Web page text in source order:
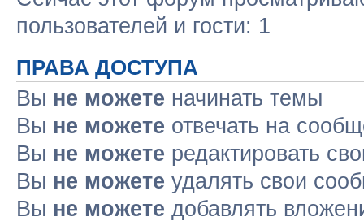
пользователей и гости: 1
ПРАВА ДОСТУПА
Вы не можете начинать темы
Вы не можете отвечать на
Вы не можете редактировать
Вы не можете удалять свои
Вы не можете добавлять